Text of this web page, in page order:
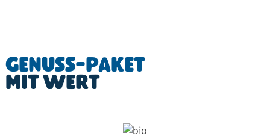
Genuss-Paket
mit Wert